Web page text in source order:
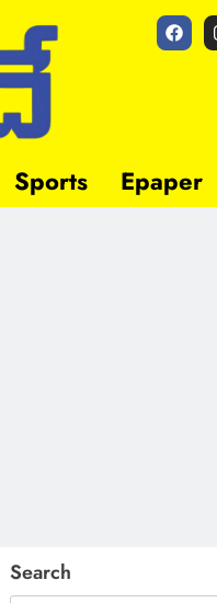
Sports Epaper
Search